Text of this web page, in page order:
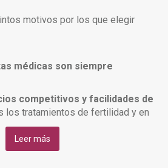
motivos por los que elegir
médicas son siempre
competitivos y facilidades de
los tratamientos de fertilidad y en
horarioque se adapta al ritmo
Leer más